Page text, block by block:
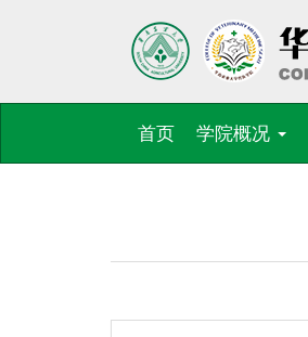
首页 学院概况